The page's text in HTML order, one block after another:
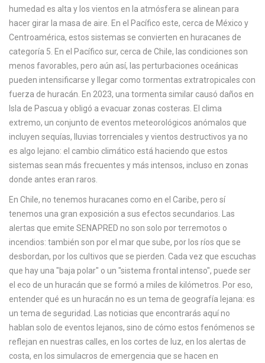
humedad es alta y los vientos en la atmósfera se alinean para
hacer girar la masa de aire. En el Pacífico este, cerca de México y
Centroamérica, estos sistemas se convierten en huracanes de
categoría 5. En el Pacífico sur, cerca de Chile, las condiciones son
menos favorables, pero aún así, las perturbaciones oceánicas
pueden intensificarse y llegar como tormentas extratropicales con
fuerza de huracán. En 2023, una tormenta similar causó daños en
Isla de Pascua y obligó a evacuar zonas costeras. El clima
extremo, un conjunto de eventos meteorológicos anómalos que
incluyen sequías, lluvias torrenciales y vientos destructivos ya no
es algo lejano: el cambio climático está haciendo que estos
sistemas sean más frecuentes y más intensos, incluso en zonas
donde antes eran raros.
En Chile, no tenemos huracanes como en el Caribe, pero sí
tenemos una gran exposición a sus efectos secundarios. Las
alertas que emite SENAPRED no son solo por terremotos o
incendios: también son por el mar que sube, por los ríos que se
desbordan, por los cultivos que se pierden. Cada vez que escuchas
que hay una "baja polar" o un "sistema frontal intenso", puede ser
el eco de un huracán que se formó a miles de kilómetros. Por eso,
entender qué es un huracán no es un tema de geografía lejana: es
un tema de seguridad. Las noticias que encontrarás aquí no
hablan solo de eventos lejanos, sino de cómo estos fenómenos se
reflejan en nuestras calles, en los cortes de luz, en los alertas de
costa, en los simulacros de emergencia que se hacen en